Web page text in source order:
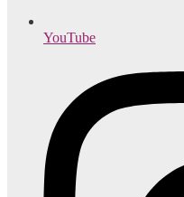
YouTube